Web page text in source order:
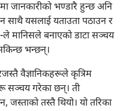
जानकारीको भण्डारै हुन्छ अनि
साथै यसलाई यताउता पठाउन र
मानिसले बनाएको डाटा सञ्चय
भन्छन्‌।
वैज्ञानिकहरूले कृत्रिम
सञ्चय गरेका छन्‌। ती
जस्ताको तस्तै थियो। यो तरिका